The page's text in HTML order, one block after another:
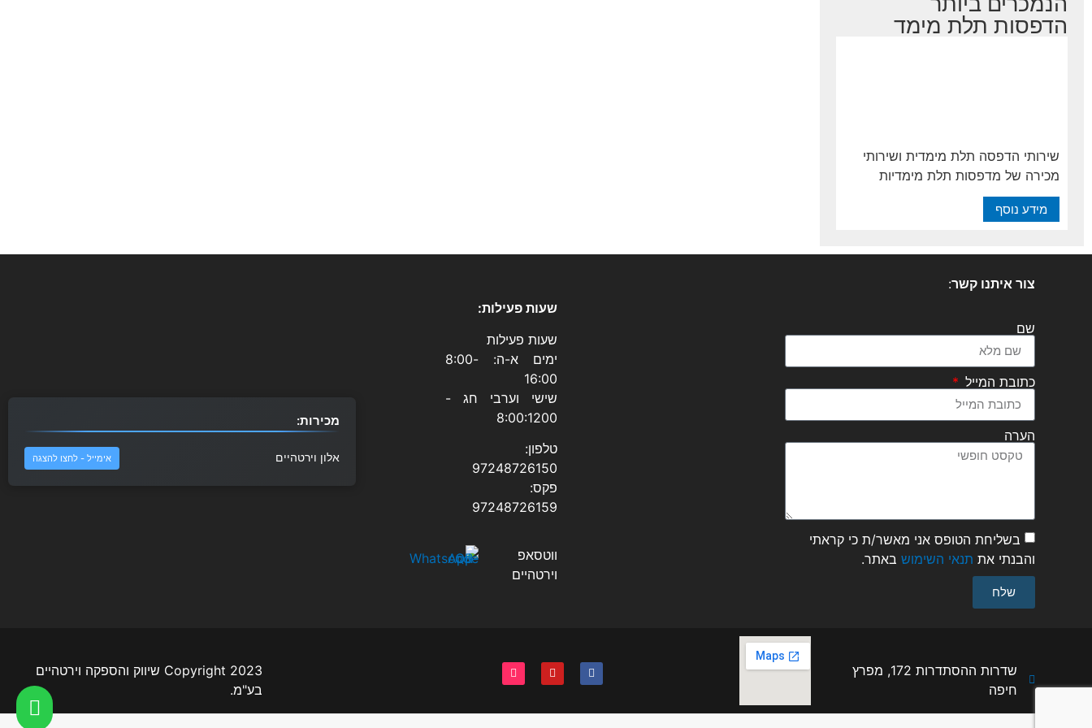
הדפסות תלת מימד
שירותי הדפסה תלת מימדית ושירותי
מכירה של מדפסות תלת מימדיות
מידע נוסף
צור איתנו קשר:
שם
כתובת המייל
הערה
בשליחת הטופס אני מאשר/ת כי קראתי
והבנתי את תנאי השימוש באתר.
שלח
שעות פעילות:
שעות פעילות
ימים א-ה: 8:00-
16:00
שישי וערבי חג -
8:00:1200
טלפון:
97248726150
פקס:
97248726159
ווטסאפ
וירטהיים
מכירות:
אלון וירטהיים אימייל - לחצו להצגה
שדרות ההסתדרות 172, מפרץ
חיפה
Copyright 2023 שיווק והספקה וירטהיים
בע"מ.